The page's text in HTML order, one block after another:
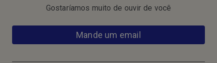
Gostaríamos muito de ouvir de você
Mande um email